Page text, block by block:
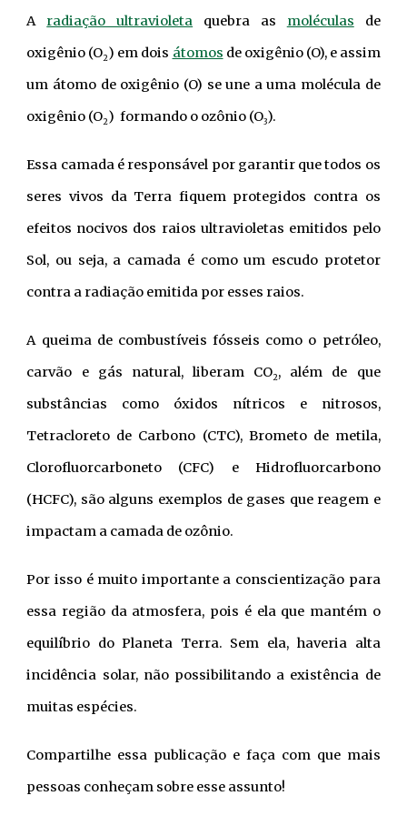
A radiação ultravioleta quebra as moléculas
de
oxigênio (O2) em dois átomos de oxigênio (O), e assim
um átomo de oxigênio (O) se une a uma molécula de
oxigênio (O2) formando o ozônio (O3).
Essa camada é responsável por garantir que todos os
seres vivos da Terra fiquem protegidos contra os
efeitos nocivos dos raios ultravioletas emitidos pelo
Sol, ou seja, a camada é como um escudo protetor
contra a radiação emitida por esses raios.
A queima de combustíveis fósseis como o petróleo,
carvão e gás natural, liberam CO2, além de que
substâncias como óxidos nítricos e nitrosos,
Tetracloreto de Carbono (CTC), Brometo de metila,
Clorofluorcarboneto (CFC) e Hidrofluorcarbono
(HCFC), são alguns exemplos de gases que reagem e
impactam a camada de ozônio.
Por isso é muito importante a conscientização para
essa região da atmosfera, pois é ela que mantém o
equilíbrio do Planeta Terra. Sem ela, haveria alta
incidência solar, não possibilitando a existência de
muitas espécies.
Compartilhe essa publicação e faça com que mais
pessoas conheçam sobre esse assunto!